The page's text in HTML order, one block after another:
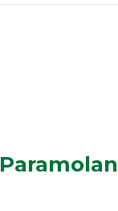
Paramolan